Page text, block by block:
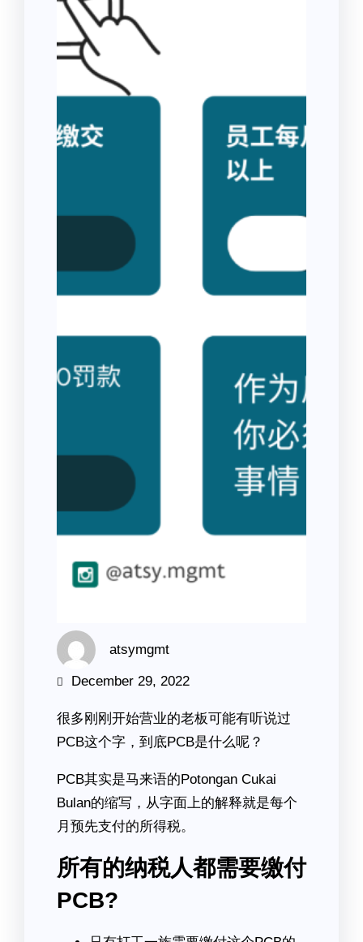
atsymgmt
December 29, 2022
很多刚刚开始营业的老板可能有听说过
PCB这个字，到底PCB是什么呢？
PCB其实是马来语的Potongan Cukai
Bulan的缩写，从字面上的解释就是每个
月预先支付的所得税。
所有的纳税人都需要缴付
PCB?